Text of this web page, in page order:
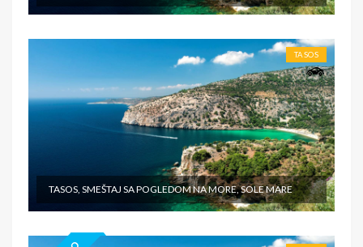
TASOS
TASOS, SMEŠTAJ SA POGLEDOM NA MORE, SOLE MARE